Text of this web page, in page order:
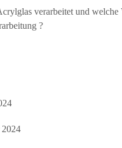
verarbeitet und welche
?
2024